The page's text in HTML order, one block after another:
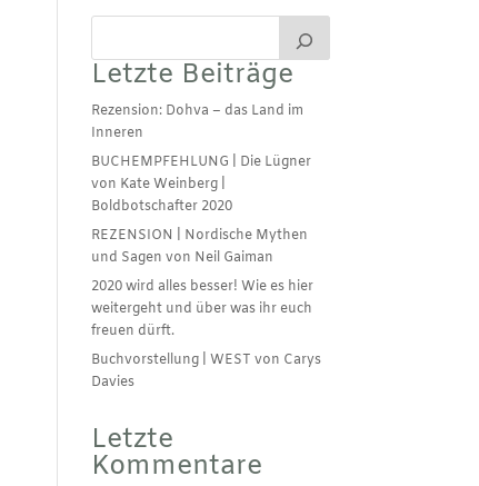
Letzte Beiträge
Rezension: Dohva – das Land im
Inneren
BUCHEMPFEHLUNG | Die Lügner
von Kate Weinberg |
Boldbotschafter 2020
REZENSION | Nordische Mythen
und Sagen von Neil Gaiman
2020 wird alles besser! Wie es hier
weitergeht und über was ihr euch
freuen dürft.
Buchvorstellung | WEST von Carys
Davies
Letzte
Kommentare